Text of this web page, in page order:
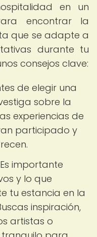
en un
encontrar la
que se adapte a
durante tu
consejos clave:
de elegir una
sobre la
experiencias de
participado y
Es importante
y lo que
tu estancia en la
inspiración,
artistas o